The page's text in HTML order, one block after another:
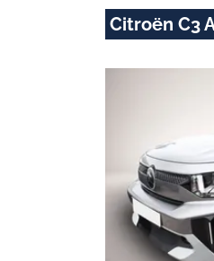
Citroën C3